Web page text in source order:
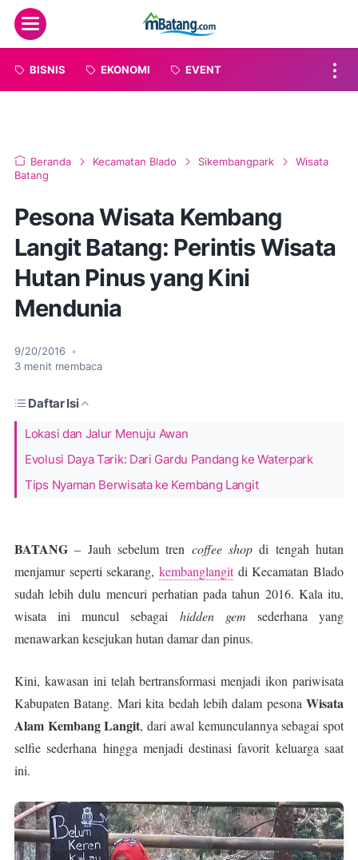
Menu
BISNIS EKONOMI EVENT
Beranda Kecamatan Blado Sikembangpark
Wisata
Batang
Pesona Wisata Kembang
Langit Batang: Perintis Wisata
Hutan Pinus yang Kini
Mendunia
9/20/2016 •
3 menit membaca
Daftar Isi
Lokasi dan Jalur Menuju Awan
Evolusi Daya Tarik: Dari Gardu Pandang ke Waterpark
Tips Nyaman Berwisata ke Kembang Langit
BATANG – Jauh sebelum tren coffee shop di tengah hutan
menjamur seperti sekarang, kembanglangitdi Kecamatan Blado
sudah lebih dulu mencuri perhatian pada tahun 2016. Kala itu,
wisata ini muncul sebagai hidden gem sederhana yang
menawarkan kesejukan hutan damar dan pinus.
Kini, kawasan ini telah bertransformasi menjadi ikon pariwisata
Kabupaten Batang. Mari kita bedah lebih dalam pesona Wisata
Alam Kembang Langit, dari awal kemunculannya sebagai spot
selfie sederhana hingga menjadi destinasi favorit keluarga saat
ini.